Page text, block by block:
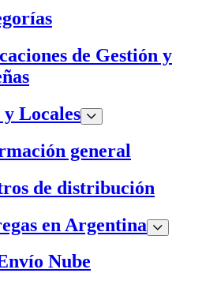
de Gestión y
Locales
general
de distribución
en Argentina
Nube